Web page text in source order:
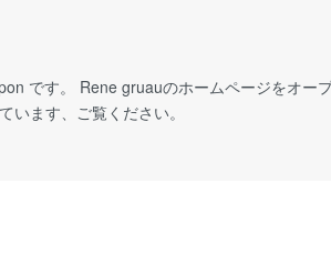
です。 Rene gruauのホームページをオ
ます、ご覧ください。